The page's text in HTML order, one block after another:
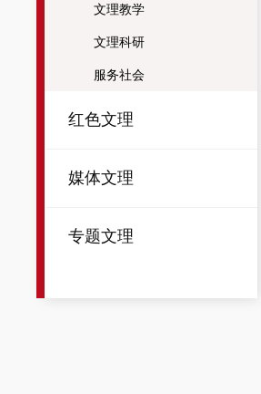
文理教学
文理科研
服务社会
红色文理
媒体文理
专题文理